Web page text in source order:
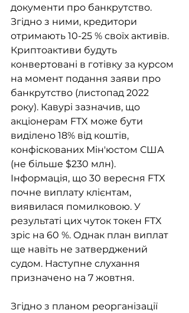
документи про банкрутство.
Згідно з ними, кредитори
отримають 10-25 % своїх активів.
Криптоактиви будуть
конвертовані в готівку за курсом
на момент подання заяви про
банкрутство (листопад 2022
року). Кавурі зазначив, що
акціонерам FTX може бути
виділено 18% від коштів,
конфіскованих Мін'юстом США
(не більше $230 млн).
Інформація, що 30 вересня FTX
почне виплату клієнтам,
виявилася помилковою. У
результаті цих чуток токен FTX
зріс на 60 %. Однак план виплат
ще навіть не затверджений
судом. Наступне слухання
призначено на 7 жовтня.
Згідно з планом реорганізації